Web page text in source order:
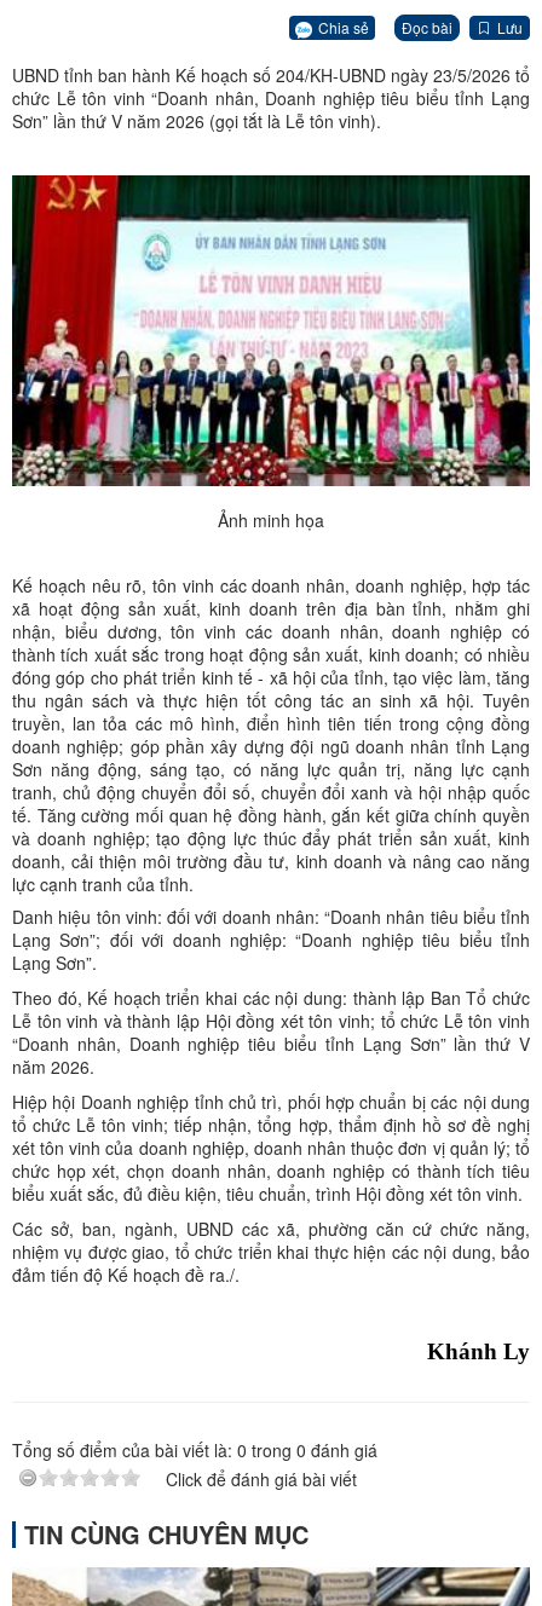
Chia sẻ Đọc bài Lưu
UBND tỉnh ban hành Kế hoạch số 204/KH-UBND ngày 23/5/2026 tổ
chức Lễ tôn vinh “Doanh nhân, Doanh nghiệp tiêu biểu tỉnh Lạng
Sơn” lần thứ V năm 2026 (gọi tắt là Lễ tôn vinh).
Ảnh minh họa
Kế hoạch nêu rõ, tôn vinh các doanh nhân, doanh nghiệp, hợp tác
xã hoạt động sản xuất, kinh doanh trên địa bàn tỉnh, nhằm ghi
nhận, biểu dương, tôn vinh các doanh nhân, doanh nghiệp có
thành tích xuất sắc trong hoạt động sản xuất, kinh doanh; có nhiều
đóng góp cho phát triển kinh tế - xã hội của tỉnh, tạo việc làm, tăng
thu ngân sách và thực hiện tốt công tác an sinh xã hội. Tuyên
truyền, lan tỏa các mô hình, điển hình tiên tiến trong cộng đồng
doanh nghiệp; góp phần xây dựng đội ngũ doanh nhân tỉnh Lạng
Sơn năng động, sáng tạo, có năng lực quản trị, năng lực cạnh
tranh, chủ động chuyển đổi số, chuyển đổi xanh và hội nhập quốc
tế. Tăng cường mối quan hệ đồng hành, gắn kết giữa chính quyền
và doanh nghiệp; tạo động lực thúc đẩy phát triển sản xuất, kinh
doanh, cải thiện môi trường đầu tư, kinh doanh và nâng cao năng
lực cạnh tranh của tỉnh.
Danh hiệu tôn vinh: đối với doanh nhân: “Doanh nhân tiêu biểu tỉnh
Lạng Sơn”; đối với doanh nghiệp: “Doanh nghiệp tiêu biểu tỉnh
Lạng Sơn”.
Theo đó, Kế hoạch triển khai các nội dung: thành lập Ban Tổ chức
Lễ tôn vinh và thành lập Hội đồng xét tôn vinh; tổ chức Lễ tôn vinh
“Doanh nhân, Doanh nghiệp tiêu biểu tỉnh Lạng Sơn” lần thứ V
năm 2026.
Hiệp hội Doanh nghiệp tỉnh chủ trì, phối hợp chuẩn bị các nội dung
tổ chức Lễ tôn vinh; tiếp nhận, tổng hợp, thẩm định hồ sơ đề nghị
xét tôn vinh của doanh nghiệp, doanh nhân thuộc đơn vị quản lý; tổ
chức họp xét, chọn doanh nhân, doanh nghiệp có thành tích tiêu
biểu xuất sắc, đủ điều kiện, tiêu chuẩn, trình Hội đồng xét tôn vinh.
Các sở, ban, ngành, UBND các xã, phường căn cứ chức năng,
nhiệm vụ được giao, tổ chức triển khai thực hiện các nội dung, bảo
đảm tiến độ Kế hoạch đề ra./.
Khánh Ly
Tổng số điểm của bài viết là: 0 trong 0 đánh giá
Click để đánh giá bài viết
TIN CÙNG CHUYÊN MỤC